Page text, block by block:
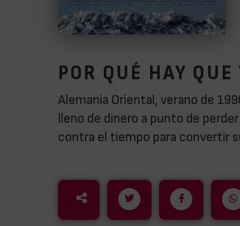
POR QUÉ HAY QUE
Alemania Oriental, verano de
lleno de dinero a punto de
contra el tiempo para convertir